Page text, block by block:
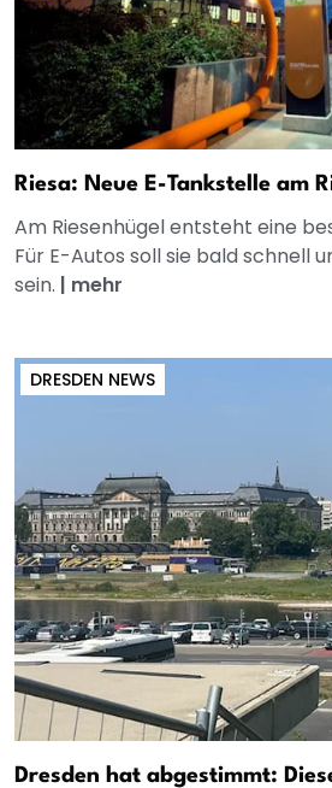
Riesa: Neue E-Tankstelle am
Am Riesenhügel entsteht eine
Für E-Autos soll sie bald schnell
sein. | mehr
DRESDEN NEWS
Dresden hat abgestimmt: